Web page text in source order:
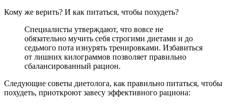
Кому же верить? И как питаться, чтобы похудеть?
Специалисты утверждают, что вовсе не
обязательно мучить себя строгими диетами и до
седьмого пота изнурять тренировками. Избавиться
от лишних килограммов позволяет правильно
сбалансированный рацион.
Следующие советы диетолога, как правильно питаться, чтобы
похудеть, приоткроют завесу эффективного рациона: